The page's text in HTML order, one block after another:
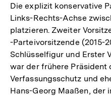
Die explizit konservative
Links-Rechts-Achse
platzieren. Zweiter
-Parteivorsitzende (2015-
Schlüsselfigur und Erster
war der frühere Präsident
Verfassungsschutz und
Hans-Georg Maaßen, der